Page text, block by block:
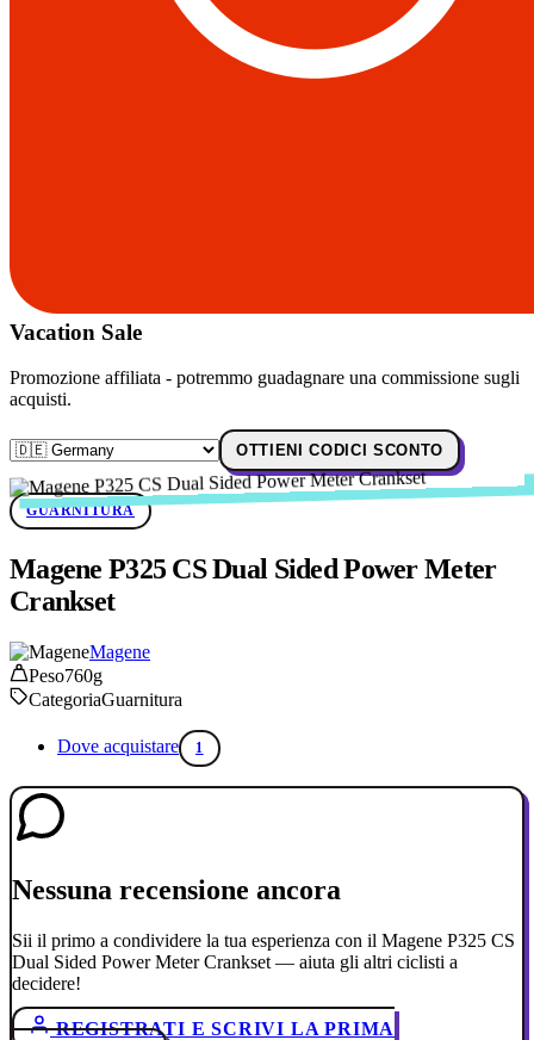
Vacation Sale
Promozione affiliata - potremmo guadagnare una commissione sugli
acquisti.
OTTIENI CODICI SCONTO
GUARNITURA
Magene P325 CS Dual Sided Power Meter
Crankset
Magene
Peso760g
CategoriaGuarnitura
Dove acquistare 1
Nessuna recensione ancora
Sii il primo a condividere la tua esperienza con il Magene P325 CS
Dual Sided Power Meter Crankset — aiuta gli altri ciclisti a
decidere!
REGISTRATI E SCRIVI LA PRIMA